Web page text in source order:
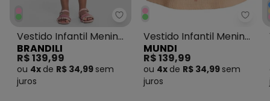
março/2026 N/D*
fevereiro/2026
Brandili - Vestido Infantil
Vestido Infantil Menina
em Ribana Rosa
BRANDILI
R$ 139,99
ou 4x de R$ 34,99 sem
juros
Vestido Infantil Menina
em Ribana Rosa
MUNDI
R$ 139,99
ou 4x de R$ 34,99 sem
juros